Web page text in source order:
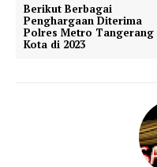
Berikut Berbagai
Penghargaan Diterima
Polres Metro Tangerang
Kota di 2023